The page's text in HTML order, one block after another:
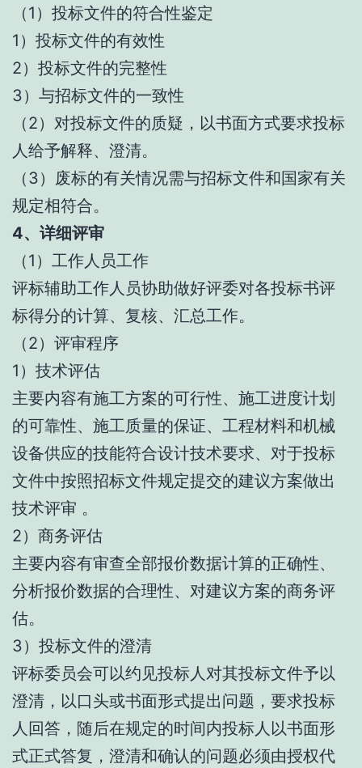
（1）投标文件的符合性鉴定
1）投标文件的有效性
2）投标文件的完整性
3）与招标文件的一致性
（2）对投标文件的质疑，以书面方式要求投标
人给予解释、澄清。
（3）废标的有关情况需与招标文件和国家有关
规定相符合。
4、详细评审
（1）工作人员工作
评标辅助工作人员协助做好评委对各投标书评
标得分的计算、复核、汇总工作。
（2）评审程序
1）技术评估
主要内容有施工方案的可行性、施工进度计划
的可靠性、施工质量的保证、工程材料和机械
设备供应的技能符合设计技术要求、对于投标
文件中按照招标文件规定提交的建议方案做出
技术评审 。
2）商务评估
主要内容有审查全部报价数据计算的正确性、
分析报价数据的合理性、对建议方案的商务评
估。
3）投标文件的澄清
评标委员会可以约见投标人对其投标文件予以
澄清，以口头或书面形式提出问题，要求投标
人回答，随后在规定的时间内投标人以书面形
式正式答复，澄清和确认的问题必须由授权代